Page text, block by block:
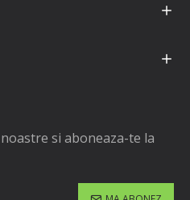
si aboneaza-te la